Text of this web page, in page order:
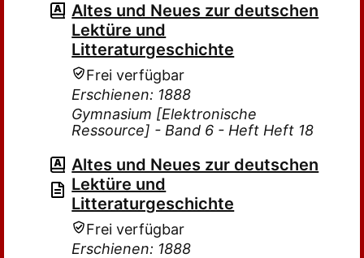
Altes und Neues zur deutschen
Lektüre und
Litteraturgeschichte
Frei verfügbar
Erschienen: 1888
Gymnasium [Elektronische
Ressource] - Band 6 - Heft Heft 18
Altes und Neues zur deutschen
Lektüre und
Litteraturgeschichte
Frei verfügbar
Erschienen: 1888